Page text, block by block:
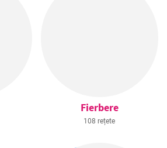
Fierbere
108 rețete